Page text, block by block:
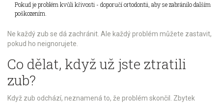
Pokud je problém kvůli křivosti - doporučí ortodontii, aby se zabránilo dalším
poškozením.
Ne každý zub se dá zachránit. Ale každý problém můžete zastavit,
pokud ho neignorujete.
Co dělat, když už jste ztratili
zub?
Když zub odchází, neznamená to, že problém skončil. Zbytek